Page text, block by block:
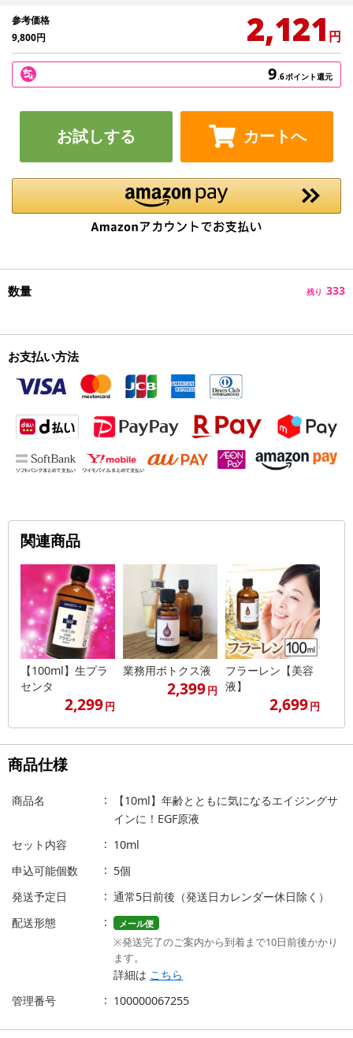
参考価格
9,800円 2,121 円
9.6ポイント還元
お試しする カートへ
数量 残り 333
お支払い方法
関連商品
【100ml】生プラ
センタ
2,299円
業務用ボトクス液
2,399円
フラーレン【美容
液】
2,699円
商品仕様
商品名
【10ml】年齢とともに気になるエイジングサ
インに！EGF原液
セット内容
10ml
申込可能個数
5個
発送予定日
通常5日前後（発送日カレンダー休日除く）
配送形態
メール便
※発送完了のご案内から到着まで10日前後かかり
ます。
詳細は こちら
管理番号
100000067255